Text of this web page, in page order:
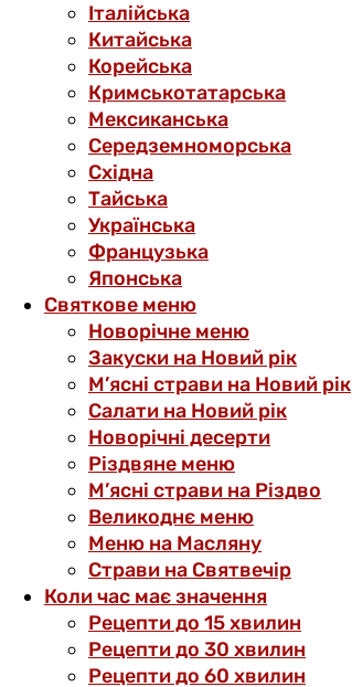
Італійська
Китайська
Корейська
Кримськотатарська
Мексиканська
Середземноморська
Східна
Тайська
Українська
Французька
Японська
Святкове меню
Новорічне меню
Закуски на Новий рік
М’ясні страви на Новий рік
Салати на Новий рік
Новорічні десерти
Різдвяне меню
М’ясні страви на Різдво
Великоднє меню
Меню на Масляну
Страви на Святвечір
Коли час має значення
Рецепти до 15 хвилин
Рецепти до 30 хвилин
Рецепти до 60 хвилин